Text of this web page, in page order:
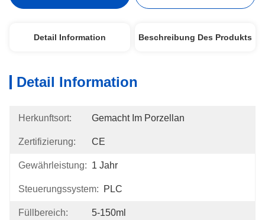
Detail Information Beschreibung Des Produkts
Detail Information
Herkunftsort: Gemacht Im Porzellan
Zertifizierung: CE
Gewährleistung: 1 Jahr
Steuerungssystem: PLC
Füllbereich: 5-150ml